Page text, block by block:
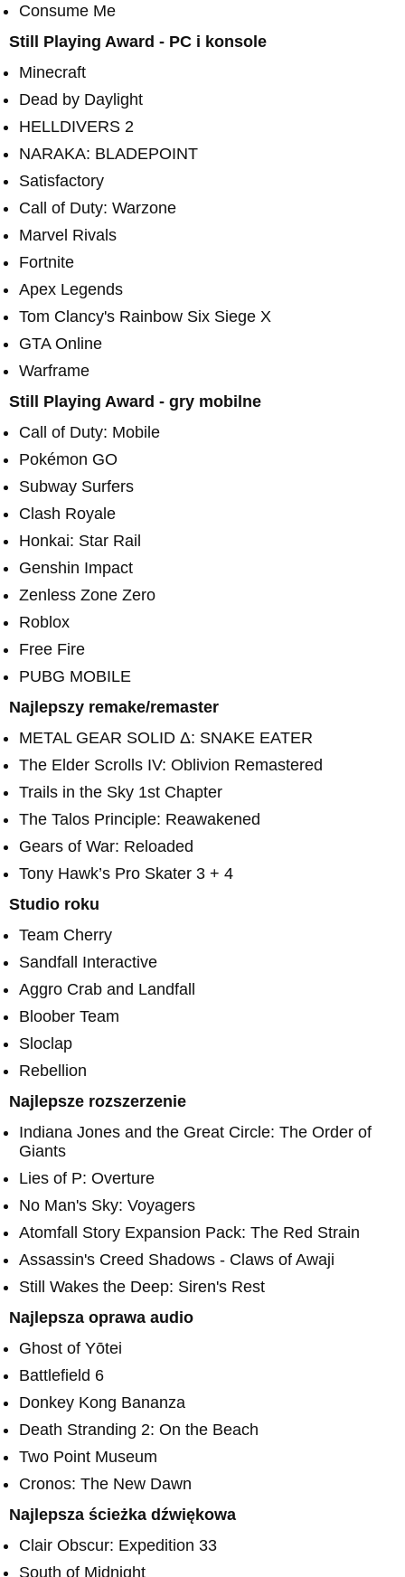
Consume Me
Still Playing Award - PC i konsole
Minecraft
Dead by Daylight
HELLDIVERS 2
NARAKA: BLADEPOINT
Satisfactory
Call of Duty: Warzone
Marvel Rivals
Fortnite
Apex Legends
Tom Clancy's Rainbow Six Siege X
GTA Online
Warframe
Still Playing Award - gry mobilne
Call of Duty: Mobile
Pokémon GO
Subway Surfers
Clash Royale
Honkai: Star Rail
Genshin Impact
Zenless Zone Zero
Roblox
Free Fire
PUBG MOBILE
Najlepszy remake/remaster
METAL GEAR SOLID Δ: SNAKE EATER
The Elder Scrolls IV: Oblivion Remastered
Trails in the Sky 1st Chapter
The Talos Principle: Reawakened
Gears of War: Reloaded
Tony Hawk’s Pro Skater 3 + 4
Studio roku
Team Cherry
Sandfall Interactive
Aggro Crab and Landfall
Bloober Team
Sloclap
Rebellion
Najlepsze rozszerzenie
Indiana Jones and the Great Circle: The Order of
Giants
Lies of P: Overture
No Man's Sky: Voyagers
Atomfall Story Expansion Pack: The Red Strain
Assassin's Creed Shadows - Claws of Awaji
Still Wakes the Deep: Siren's Rest
Najlepsza oprawa audio
Ghost of Yōtei
Battlefield 6
Donkey Kong Bananza
Death Stranding 2: On the Beach
Two Point Museum
Cronos: The New Dawn
Najlepsza ścieżka dźwiękowa
Clair Obscur: Expedition 33
South of Midnight